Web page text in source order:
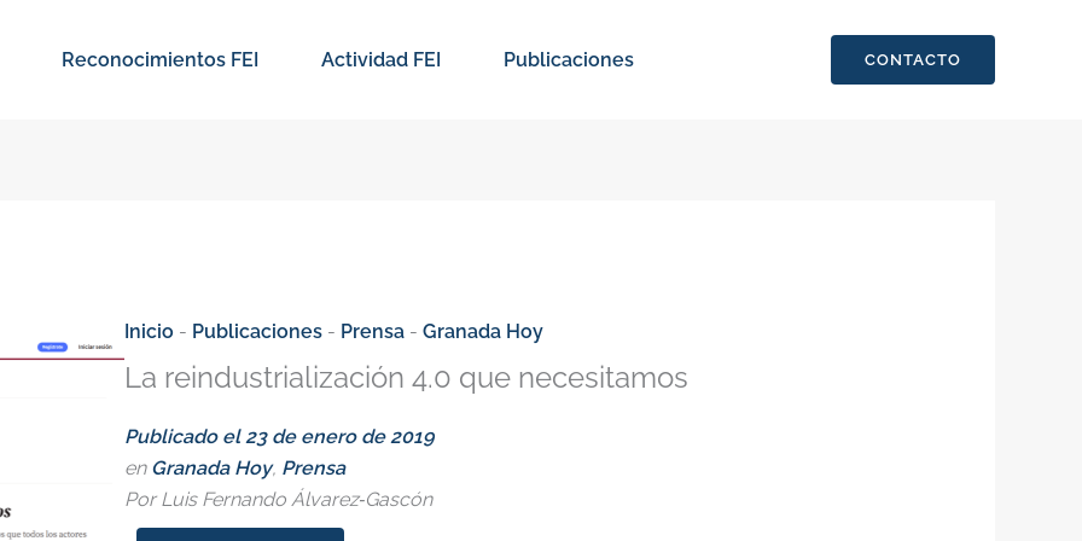
Reconocimientos FEI Actividad FEI Publicaciones CONTACTO
Inicio - Publicaciones - Prensa -Granada Hoy
La reindustrialización 4.0 que necesitamos
Publicado el23 de enero de 2019
en Granada Hoy, Prensa
Por Luis Fernando Álvarez‐Gascón